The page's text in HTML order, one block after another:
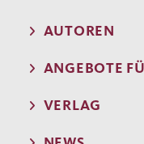
AUTOREN
ANGEBOTE
VERLAG